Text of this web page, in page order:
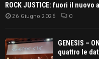
ROCK JUSTICE: fuori il nuovo
26 Giugno 2026 0
GENESIS –
quattro le